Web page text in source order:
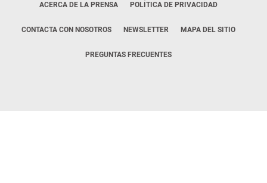
ACERCA DE LA PRENSA POLÍTICA DE PRIVACIDAD
CONTACTA CON NOSOTROS NEWSLETTER MAPA DEL SITIO
PREGUNTAS FRECUENTES